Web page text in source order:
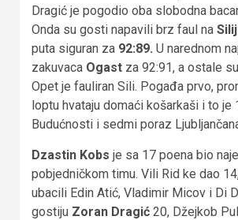
Dragić je pogodio oba slobodna
Onda su gosti napavili brz faul na
puta siguran za 92:89. U narednom
zakuvaca Ogast za 92:91, a ostale
Opet je fauliran Sili. Pogađa prvo,
loptu hvataju domaći košarkaši i to je
Budućnosti i sedmi poraz
Dzastin Kobs je sa 17 poena bio
pobjedničkom timu. Vili Rid ke dao
ubacili Edin Atić, Vladimir Micov i Di
gostiju Zoran Dragić 20, Džejkob